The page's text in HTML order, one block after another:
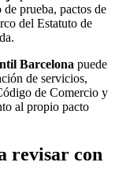
prueba, pactos de
del Estatuto de
Barcelona puede
de servicios,
de Comercio y
al propio pacto
revisar con